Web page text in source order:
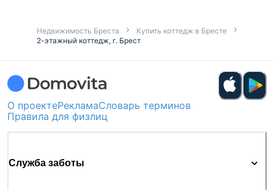
Недвижимость Бреста
Купить коттедж в Бресте
2-этажный коттедж, г. Брест
О проектеРекламаСловарь терминов
Правила для физлиц
Служба заботы